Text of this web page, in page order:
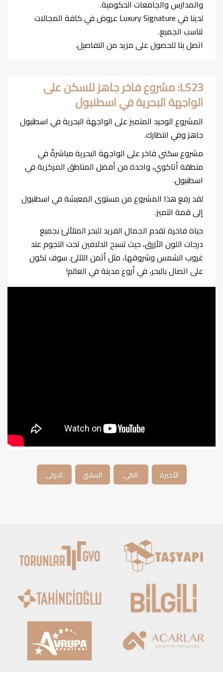
والمدارس والجامعات الحكومية.
لدينا في Luxury Signature عروض في كافة المجالات
تناسب الجميع.
اتصل بنا للحصول على مزيد من التفاصيل.
LS23: مشروع فاخر جاهز للسكن على
الواجهة البحرية في اسطنبول
المشروع الوحيد المتميز على الواجهة البحرية في اسطنبول
جاهز وفي انتظارك.
مشروع سكني فاخر على الواجهة البحرية مباشرةً في
منطقة أتاكوي، واحدة من أفضل المناطق المركزية في
اسطنبول.
لقد رفع هذا المشروع من مستوى المعيشة في اسطنبول
إلى قمة التميز.
حياة فاخرة تقدم الجمال الفريد للبحر المتلألئ بجميع
درجات اللون الأزرق، حيث تسبح الدلافين تحت النجوم عند
غروب الشمس وشروقها، مثل أثمن اللآلئ. سوف تكون
على اتصال بالبحر، في أروع مدينة في العالم!
الاولى السابق التالي الأخيرة